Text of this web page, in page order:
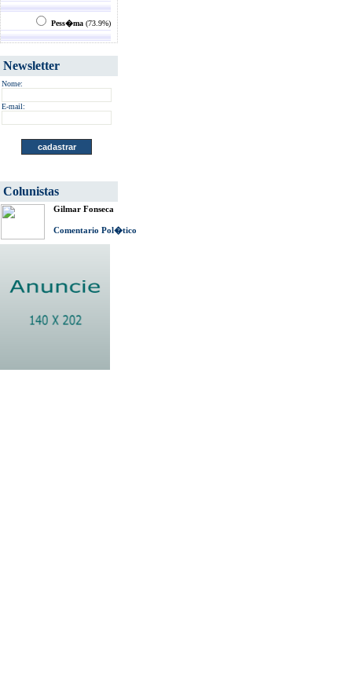
Pess�ma (73.9%)
Newsletter
Nome:
E-mail:
Colunistas
Gilmar Fonseca
Comentario Pol�tico